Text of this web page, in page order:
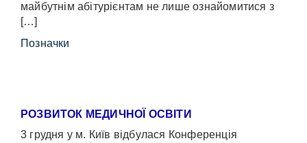
майбутнім абітурієнтам не лише ознайомитися з
[…]
Позначки
РОЗВИТОК МЕДИЧНОЇ ОСВІТИ
3 грудня у м. Київ відбулася Конференція